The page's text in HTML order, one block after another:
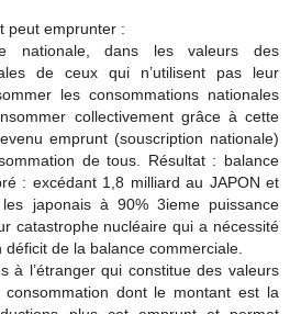
peut emprunter :
nationale, dans les valeurs des
de ceux qui n’utilisent pas leur
les consommations nationales
collectivement grâce à cette
emprunt (souscription nationale)
de tous. Résultat : balance
: excédant 1,8 milliard au JAPON et
japonais à 90% 3ieme puissance
catastrophe nucléaire qui a nécessité
déficit de la balance commerciale.
à l’étranger qui constitue des valeurs
dont le montant est la